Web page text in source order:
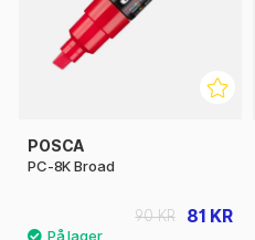
POSCA
PC-8K Broad
81 KR
90 KR